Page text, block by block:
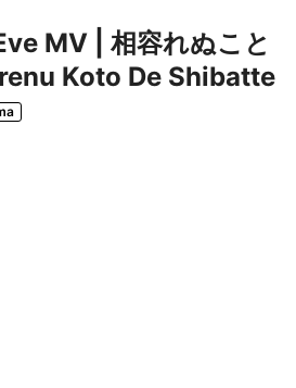
MV | 相容れぬこと
Koto De Shibatte